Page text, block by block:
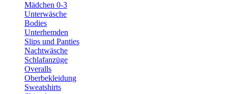
Mädchen 0-3
Unterwäsche
Bodies
Unterhemden
Slips und Panties
Nachtwäsche
Schlafanzüge
Overalls
Oberbekleidung
Sweatshirts